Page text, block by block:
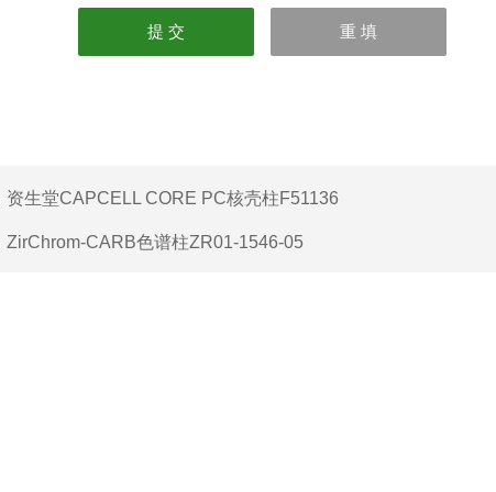
资生堂CAPCELL CORE PC核壳柱F51136
ZirChrom-CARB色谱柱ZR01-1546-05